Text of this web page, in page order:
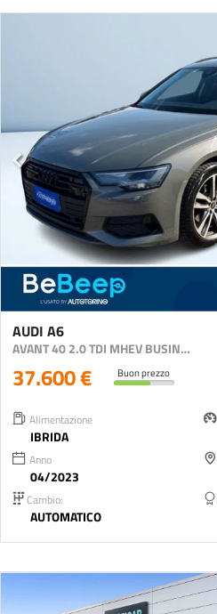
AUDI A6
AVANT 40 2.0 TDI MHEV BUSINESS PLUS QUATTRO S-T
37.600 € Buon prezzo
Alimentazione
IBRIDA
Anno
04/2023
Cambio:
AUTOMATICO